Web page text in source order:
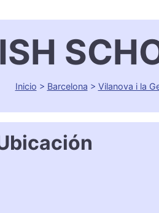
Inicio > Barcelona > Vilanova i la